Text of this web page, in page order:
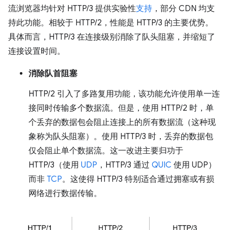
流浏览器均针对 HTTP/3 提供实验性支持 ，部分 CDN 均支
持此功能。相较于 HTTP/2，性能是 HTTP/3 的主要优势。
具体而言，HTTP/3 在连接级别消除了队头阻塞，并缩短了
连接设置时间。
消除队首阻塞
HTTP/2 引入了多路复用功能，该功能允许使用单一连
接同时传输多个数据流。但是，使用 HTTP/2 时，单
个丢弃的数据包会阻止连接上的所有数据流（这种现
象称为队头阻塞）。使用 HTTP/3 时，丢弃的数据包
仅会阻止单个数据流。这一改进主要归功于
HTTP/3（使用 UDP ，HTTP/3 通过 QUIC 使用 UDP）
而非 TCP。这使得 HTTP/3 特别适合通过拥塞或有损
网络进行数据传输。